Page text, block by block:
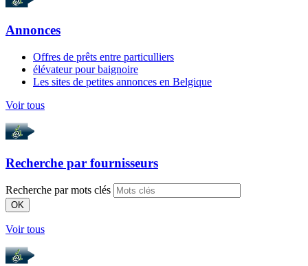
Annonces
Offres de prêts entre particulliers
élévateur pour baignoire
Les sites de petites annonces en Belgique
Voir tous
Recherche par fournisseurs
Recherche par mots clés
OK
Voir tous